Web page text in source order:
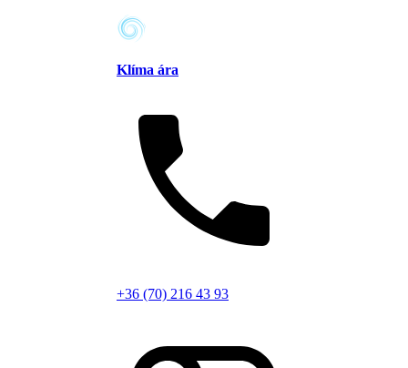
Klíma ára
+36 (70) 216 43 93